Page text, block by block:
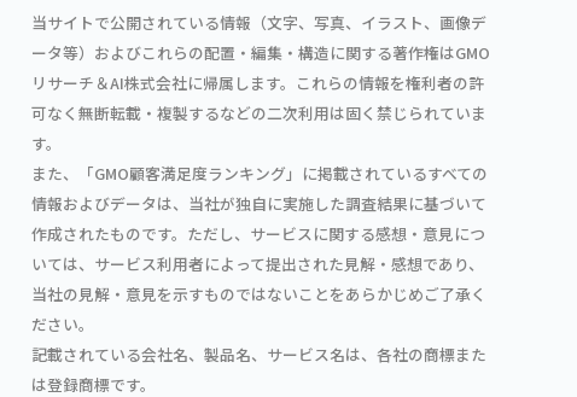
当サイトで公開されている情報（文字、写真、イラスト、画像デ
ータ等）およびこれらの配置・編集・構造に関する著作権はGMO
リサーチ＆AI株式会社に帰属します。これらの情報を権利者の許
可なく無断転載・複製するなどの二次利用は固く禁じられていま
す。
また、「GMO顧客満足度ランキング」に掲載されているすべての
情報およびデータは、当社が独自に実施した調査結果に基づいて
作成されたものです。ただし、サービスに関する感想・意見につ
いては、サービス利用者によって提出された見解・感想であり、
当社の見解・意見を示すものではないことをあらかじめご了承く
ださい。
記載されている会社名、製品名、サービス名は、各社の商標また
は登録商標です。